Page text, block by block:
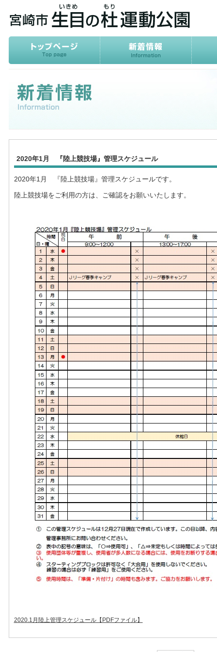
2020年1月 『陸上競技場』管理スケジュール
2020年1月 『陸上競技場』管理スケジュールです。
陸上競技場をご利用の方は、ご確認をお願いいたします。
2020.1月陸上管理スケジュール【PDFファイル】